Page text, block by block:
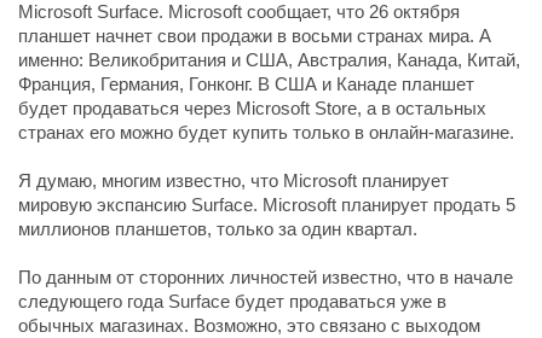
Microsoft Surface. Microsoft сообщает, что 26 октября
планшет начнет свои продажи в восьми странах мира. А
именно: Великобритания и США, Австралия, Канада, Китай,
Франция, Германия, Гонконг. В США и Канаде планшет
будет продаваться через Microsoft Store, а в остальных
странах его можно будет купить только в онлайн-магазине.
Я думаю, многим известно, что Microsoft планирует
мировую экспансию Surface. Microsoft планирует продать 5
миллионов планшетов, только за один квартал.
По данным от сторонних личностей известно, что в начале
следующего года Surface будет продаваться уже в
обычных магазинах. Возможно, это связано с выходом